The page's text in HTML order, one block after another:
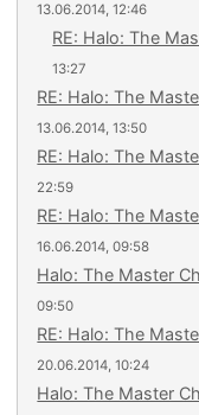
13.06.2014, 12:46
RE: Halo: The
13:27
RE: Halo: The
13.06.2014, 13:50
RE: Halo: The
22:59
RE: Halo: The
16.06.2014, 09:58
Halo: The Master
09:50
RE: Halo: The
20.06.2014, 10:24
Halo: The Master